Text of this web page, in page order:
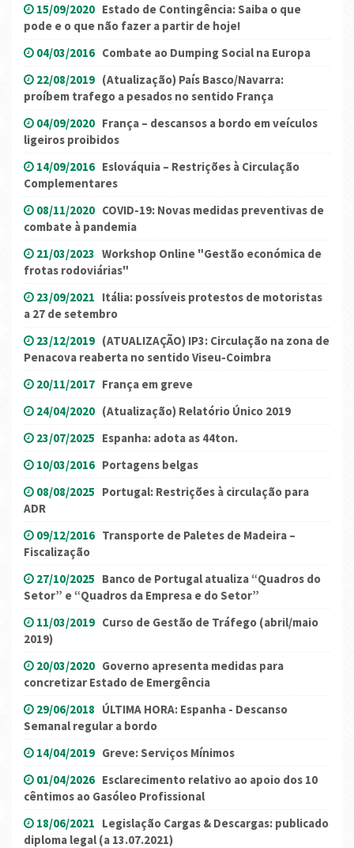
15/09/2020 Estado de Contingência: Saiba o que
pode e o que não fazer a partir de hoje!
04/03/2016 Combate ao Dumping Social na Europa
22/08/2019 (Atualização) País Basco/Navarra:
proíbem trafego a pesados no sentido França
04/09/2020 França – descansos a bordo em veículos
ligeiros proibidos
14/09/2016 Eslováquia – Restrições à Circulação
Complementares
08/11/2020 COVID-19: Novas medidas preventivas de
combate à pandemia
21/03/2023 Workshop Online "Gestão económica de
frotas rodoviárias"
23/09/2021 Itália: possíveis protestos de motoristas
a 27 de setembro
23/12/2019 (ATUALIZAÇÃO) IP3: Circulação na zona de
Penacova reaberta no sentido Viseu-Coimbra
20/11/2017 França em greve
24/04/2020 (Atualização) Relatório Único 2019
23/07/2025 Espanha: adota as 44ton.
10/03/2016 Portagens belgas
08/08/2025 Portugal: Restrições à circulação para
ADR
09/12/2016 Transporte de Paletes de Madeira –
Fiscalização
27/10/2025 Banco de Portugal atualiza “Quadros do
Setor” e “Quadros da Empresa e do Setor”
11/03/2019 Curso de Gestão de Tráfego (abril/maio
2019)
20/03/2020 Governo apresenta medidas para
concretizar Estado de Emergência
29/06/2018 ÚLTIMA HORA: Espanha - Descanso
Semanal regular a bordo
14/04/2019 Greve: Serviços Mínimos
01/04/2026 Esclarecimento relativo ao apoio dos 10
cêntimos ao Gasóleo Profissional
18/06/2021 Legislação Cargas & Descargas: publicado
diploma legal (a 13.07.2021)